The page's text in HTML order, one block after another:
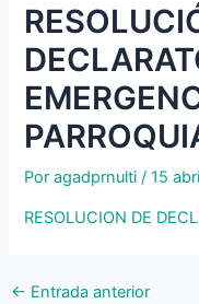
Poragadprnulti/15
RESOLUCION DE
← Entrada anterior